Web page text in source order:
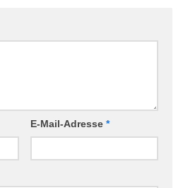
E-Mail-Adresse *